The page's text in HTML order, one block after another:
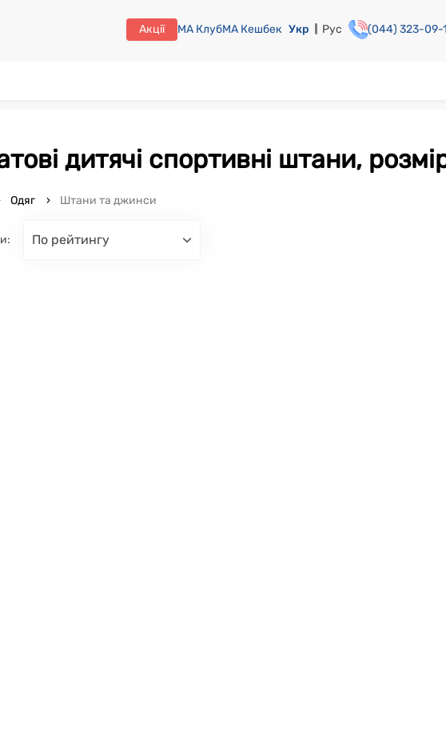
Акції МА КлубМА Кешбек Укр Рус (044) 323-09-
дитячі спортивні штани,
Одяг Штани та джинси
по рейтингу